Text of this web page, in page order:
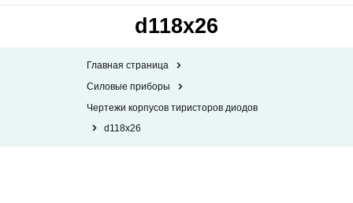
d118x26
Главная страница
Силовые приборы
Чертежи корпусов тиристоров диодов
d118x26